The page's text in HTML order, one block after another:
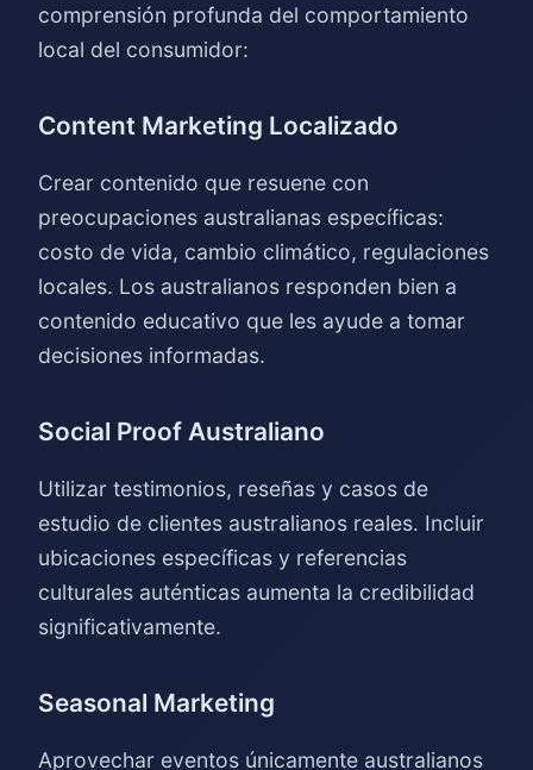
comprensión profunda del comportamiento
local del consumidor:
Content Marketing Localizado
Crear contenido que resuene con
preocupaciones australianas específicas:
costo de vida, cambio climático, regulaciones
locales. Los australianos responden bien a
contenido educativo que les ayude a tomar
decisiones informadas.
Social Proof Australiano
Utilizar testimonios, reseñas y casos de
estudio de clientes australianos reales. Incluir
ubicaciones específicas y referencias
culturales auténticas aumenta la credibilidad
significativamente.
Seasonal Marketing
Aprovechar eventos únicamente australianos